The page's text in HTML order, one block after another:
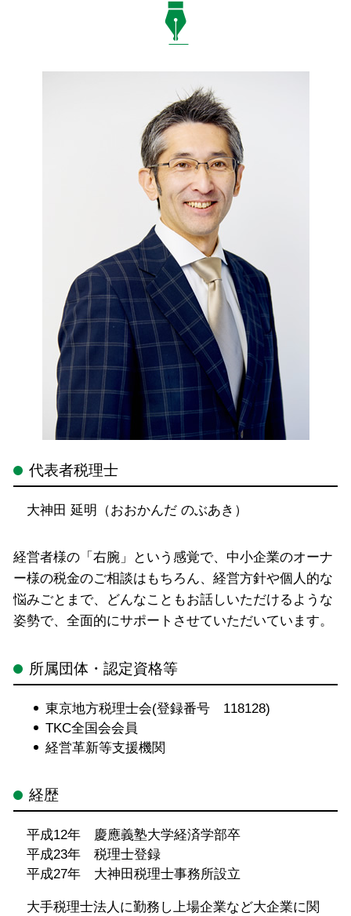
代表者税理士
大神田 延明（おおかんだ のぶあき）
経営者様の「右腕」という感覚で、中小企業のオーナ
ー様の税金のご相談はもちろん、経営方針や個人的な
悩みごとまで、どんなこともお話しいただけるような
姿勢で、全面的にサポートさせていただいています。
所属団体・認定資格等
東京地方税理士会(登録番号 118128)
TKC全国会会員
経営革新等支援機関
経歴
平成12年 慶應義塾大学経済学部卒
平成23年 税理士登録
平成27年 大神田税理士事務所設立
大手税理士法人に勤務し上場企業など大企業に関